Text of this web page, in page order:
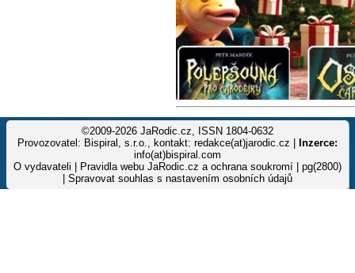
©2009-2026 JaRodic.cz, ISSN 1804-0632
Provozovatel: Bispiral, s.r.o., kontakt: redakce(at)jarodic.cz |
Inzerce:
info(at)bispiral.com
O vydavateli
Pravidla webu JaRodic.cz a ochrana soukromí | pg(2800)
Spravovat souhlas s nastavením osobních údajů